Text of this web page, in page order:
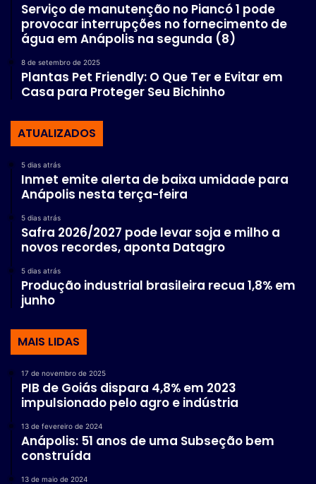
Serviço de manutenção no Piancó 1 pode
provocar interrupções no fornecimento de
água em Anápolis na segunda (8)
8 de setembro de 2025
Plantas Pet Friendly: O Que Ter e Evitar em
Casa para Proteger Seu Bichinho
ATUALIZADOS
5 dias atrás
Inmet emite alerta de baixa umidade para
Anápolis nesta terça-feira
5 dias atrás
Safra 2026/2027 pode levar soja e milho a
novos recordes, aponta Datagro
5 dias atrás
Produção industrial brasileira recua 1,8% em
junho
MAIS LIDAS
17 de novembro de 2025
PIB de Goiás dispara 4,8% em 2023
impulsionado pelo agro e indústria
13 de fevereiro de 2024
Anápolis: 51 anos de uma Subseção bem
construída
13 de maio de 2024